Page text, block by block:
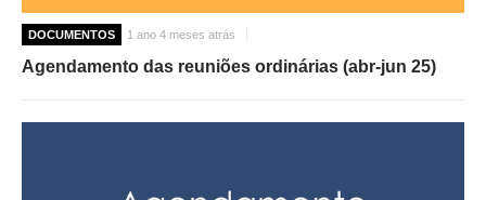
DOCUMENTOS 1 ano 4 meses atrás
Agendamento das reuniões ordinárias (abr-jun 25)